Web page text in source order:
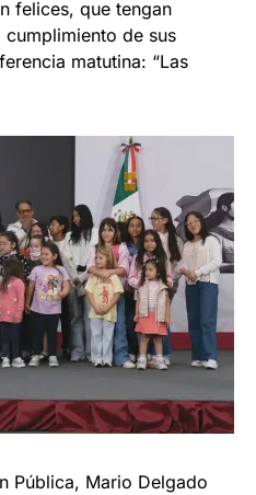
felices, que tengan
de sus
matutina: “Las
Pública, Mario Delgado